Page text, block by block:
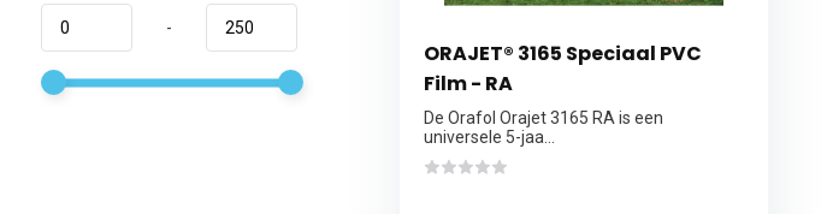
-
ORAJET® 3165 Speciaal PVC
Film - RA
De Orafol Orajet 3165 RA is een
universele 5-jaa...